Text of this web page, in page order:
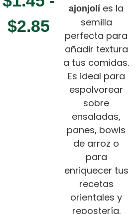
$2.85
ajonjolíes la
semilla
perfecta para
añadir textura
a tus comidas.
Es ideal para
espolvorear
sobre
ensaladas,
panes, bowls
de arroz o
para
enriquecer tus
recetas
orientales y
repostería.